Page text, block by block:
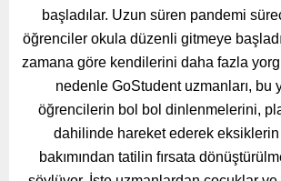
başladılar. Uzun süren pandemi
öğrenciler okula düzenli gitmeye
zamana göre kendilerini daha fazla
nedenle GoStudent uzmanları, bu
öğrencilerin bol bol dinlenmelerini,
dahilinde hareket ederek
bakımından tatilin fırsata